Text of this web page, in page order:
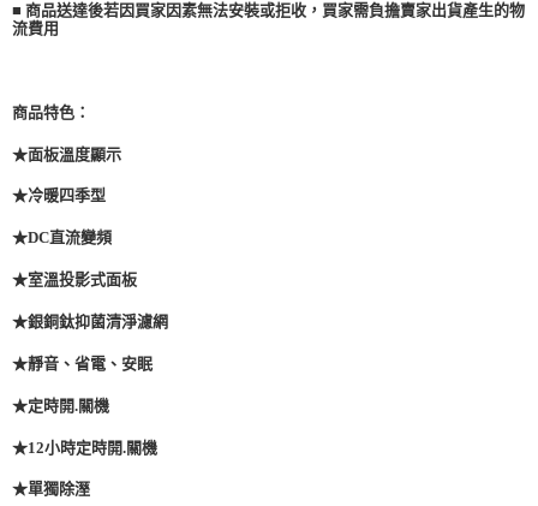
■ 商品送達後若因買家因素無法安裝或拒收，買家需負擔賣家出貨產生的物
流費用
商品特色：
★面板溫度顯示
★冷暖四季型
★DC直流變頻
★室溫投影式面板
★銀銅鈦抑菌清淨濾網
★靜音、省電、安眠
★定時開.關機
★12小時定時開.關機
★單獨除溼